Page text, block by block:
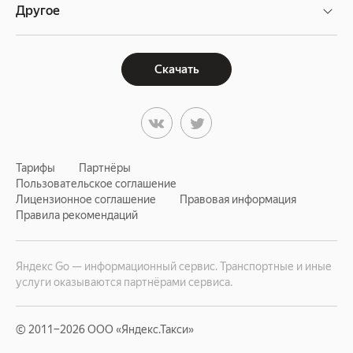
Другое
Скачать
Тарифы
Партнёры
Пользовательское соглашение
Лицензионное соглашение
Правовая информация
Правила рекомендаций
Яндекс Go — информационный сервис. Транспортные и иные
услуги оказываются партнёрами сервиса.
© 2011−2026 ООО «Яндекс.Такси»